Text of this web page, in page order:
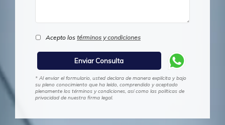
Acepto los términos y condiciones
* Al enviar el formulario, usted declara de manera explícita y bajo
su pleno conocimiento que ha leído, comprendido y aceptado
plenamente los términos y condiciones, así como las políticas de
privacidad de nuestra firma legal.